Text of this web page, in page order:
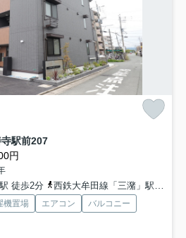
駅前207
円
徒歩2分
西鉄大牟田線「三潴」駅 徒歩26分
機置場 エアコン
バルコニー